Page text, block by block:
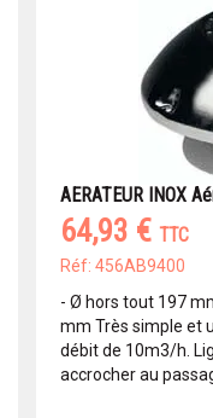
AERATEUR INOX
64,93 € TTC
Réf: 456AB9400
- Ø hors tout 197
mm Très simple et
débit de 10m3/h.
accrocher au